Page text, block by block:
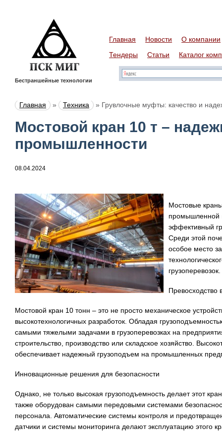
Бестраншейные технологии
Главная Новости
О компании
Тендеры
Статьи Каталог
Главная » Техника » Грувлочные муфты: качество и
Мостовой кран 10 т –
промышленности
08.04.2024
Мостовые
промышленной
эффективный
Среди этой
особое место
грузоперевозок.
Превосходство
Мостовой кран 10 тонн – это не просто механическое
высокотехнологичных разработок. Обладая
самыми тяжелыми задачами в грузоперевозках на
строительство, производство или складское хозяйство.
обеспечивает надежный грузоподъем на промышленных
Инновационные решения для безопасности
Однако, не только высокая грузоподъемность делает этот
также оборудован самыми передовыми системами
персонала. Автоматические системы контроля и
датчики и системы мониторинга делают эксплуатацию этого